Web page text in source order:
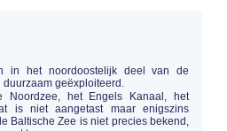
in het noordoostelijk deel van de
geëxploiteerd.
het Engels Kanaal, het
is niet aangetast maar enigszins
Baltische Zee is niet precies bekend,